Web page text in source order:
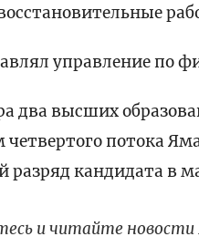
управление по
два высших
четвертого потока
разряд кандидата в
и читайте